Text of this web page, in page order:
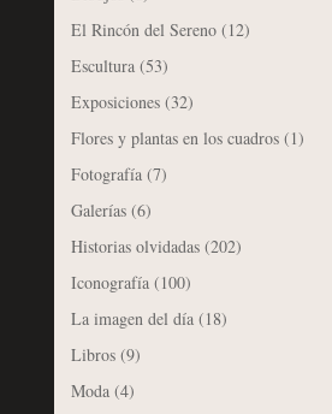
El Rincón del Sereno(12)
Escultura(53)
Exposiciones(32)
Flores y plantas en los cuadros(1)
Fotografía(7)
Galerías(6)
Historias olvidadas(202)
Iconografía(100)
La imagen del día(18)
Libros(9)
Moda(4)